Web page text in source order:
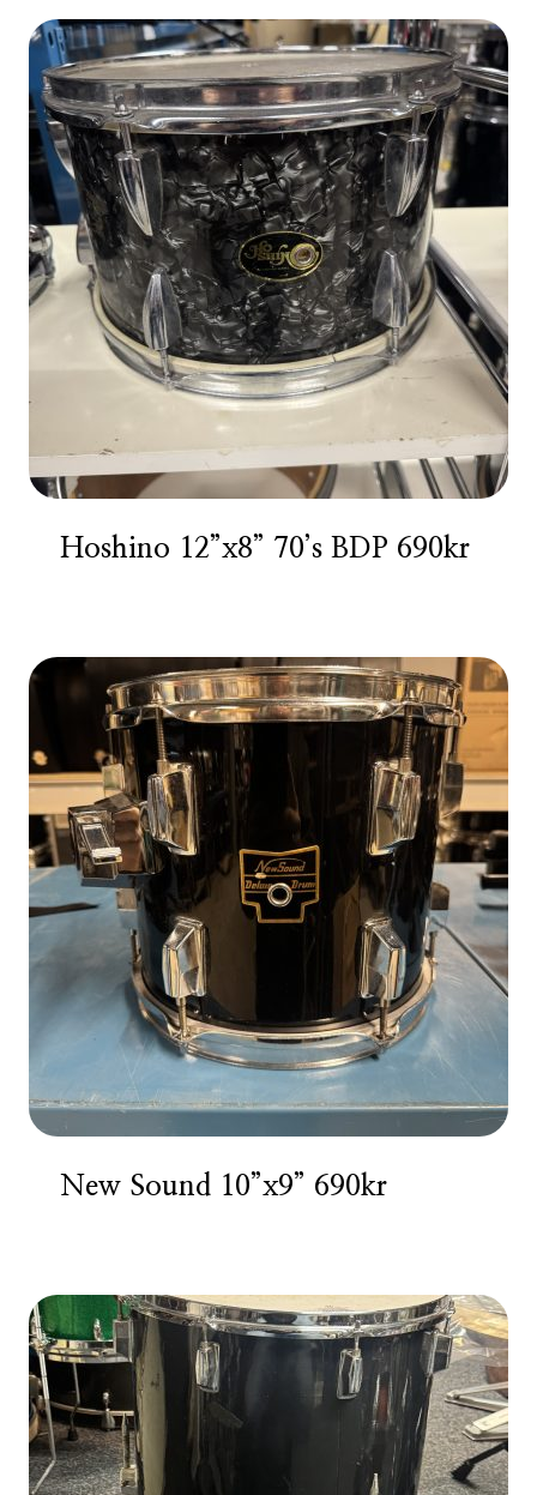
Hoshino 12”x8” 70’s BDP 690kr
New Sound 10”x9” 690kr